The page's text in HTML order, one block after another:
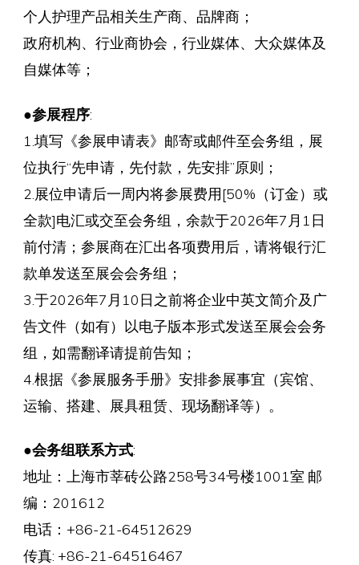
个人护理产品相关生产商、品牌商；
政府机构、行业商协会，行业媒体、大众媒体及
自媒体等；
●参展程序:
1.填写《参展申请表》邮寄或邮件至会务组，展
位执行“先申请，先付款，先安排”原则；
2.展位申请后一周内将参展费用[50%（订金）或
全款]电汇或交至会务组，余款于2026年7月1日
前付清；参展商在汇出各项费用后，请将银行汇
款单发送至展会会务组；
3.于2026年7月10日之前将企业中英文简介及广
告文件（如有）以电子版本形式发送至展会会务
组，如需翻译请提前告知；
4.根据《参展服务手册》安排参展事宜（宾馆、
运输、搭建、展具租赁、现场翻译等）。
●会务组联系方式:
地址：上海市莘砖公路258号34号楼1001室 邮
编：201612
电话：+86-21-64512629
传真: +86-21-64516467